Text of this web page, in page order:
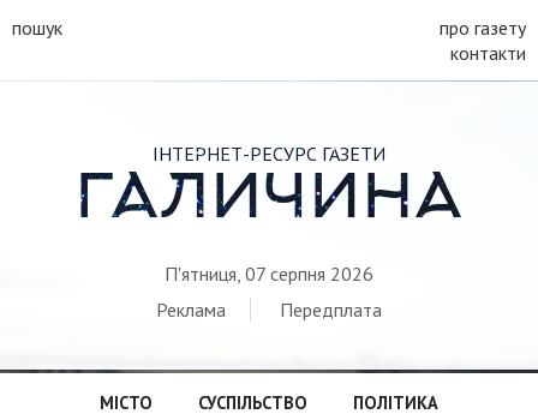
пошук
про газету
контакти
ІНТЕРНЕТ-РЕСУРС ГАЗЕТИ
ГАЛИЧИНА
П'ятниця, 07 серпня 2026
Реклама
Передплата
МІСТО СУСПІЛЬСТВО
ПОЛІТИКА